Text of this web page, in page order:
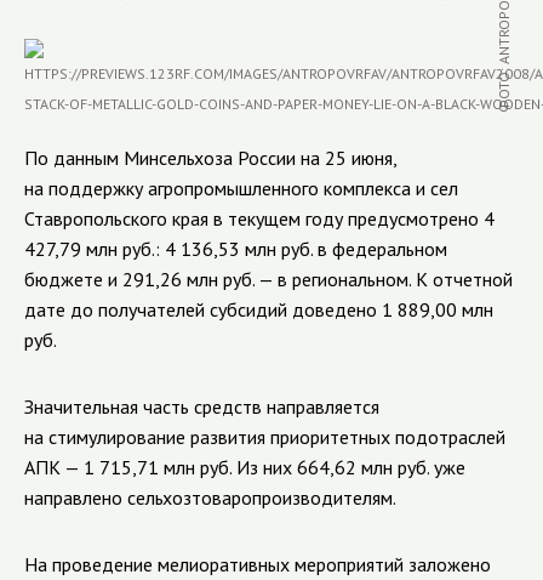
По данным Минсельхоза России на 25 июня,
на поддержку агропромышленного комплекса и сел
Ставропольского края в текущем году предусмотрено 4
427,79 млн руб.: 4 136,53 млн руб. в федеральном
бюджете и 291,26 млн руб. — в региональном. К отчетной
дате до получателей субсидий доведено 1 889,00 млн
руб.
Значительная часть средств направляется
на стимулирование развития приоритетных подотраслей
АПК — 1 715,71 млн руб. Из них 664,62 млн руб. уже
направлено сельхозтоваропроизводителям.
На проведение мелиоративных мероприятий заложено